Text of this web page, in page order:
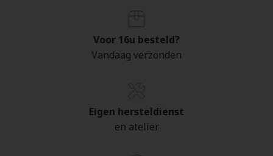
Voor 16u besteld?
Vandaag verzonden
Eigen hersteldienst
en atelier